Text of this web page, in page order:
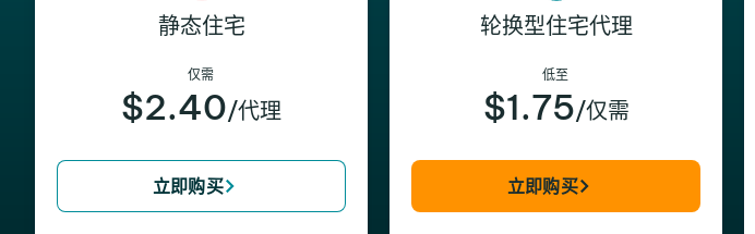
静态住宅
仅需
$2.40/代理
立即购买
轮换型住宅代理
低至
$1.75/仅需
立即购买